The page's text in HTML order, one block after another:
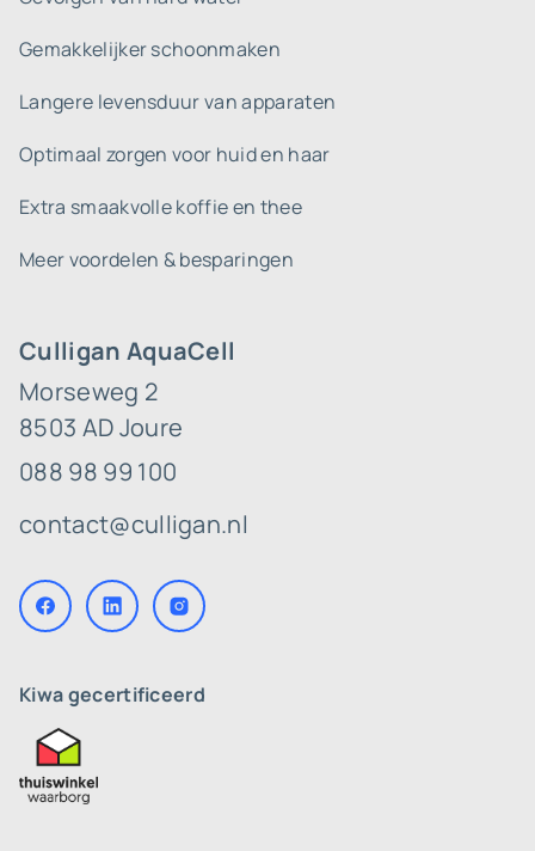
Culligan AquaCell
Morseweg 2
8503 AD Joure
088 98 99 100
contact@culligan.nl
Kiwa gecertificeerd
Gemakkelijker schoonmaken
Langere levensduur van apparaten
Optimaal zorgen voor huid en haar
Extra smaakvolle koffie en thee
Meer voordelen & besparingen